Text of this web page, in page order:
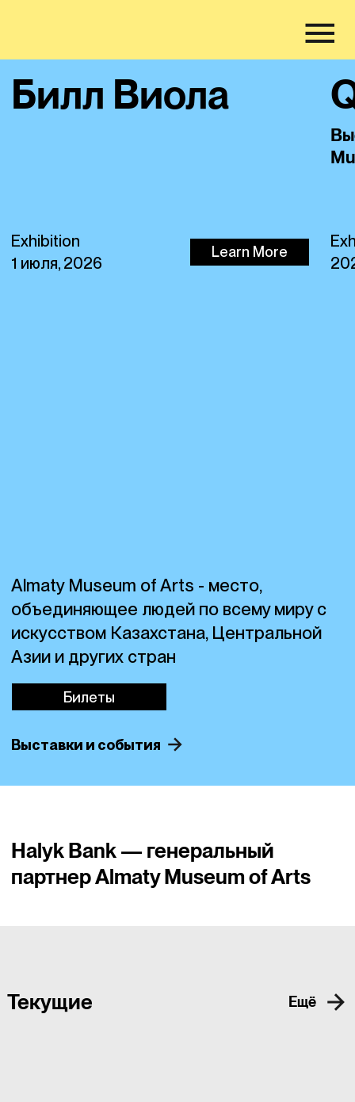
Билл Виола
Exhibition
1 июля, 2026
Learn More
Almaty Museum of Arts - место,
объединяющее людей по всему миру с
искусством Казахстана, Центральной
Азии и других стран
Выставки и события
Билеты
Halyk Bank — генеральный
партнер Almaty Museum of Arts
Текущие Ещё